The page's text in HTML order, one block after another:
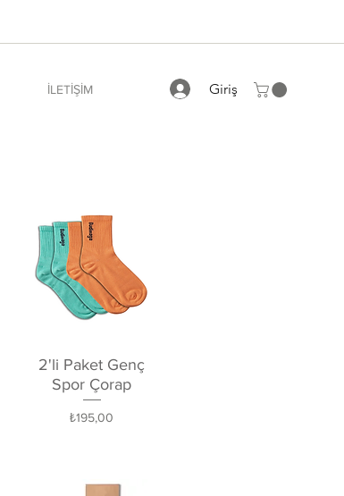
Giriş
İLETİŞİM
Hızlı Bakış
2'li Paket Genç
Spor Çorap
Fiyat
₺195,00